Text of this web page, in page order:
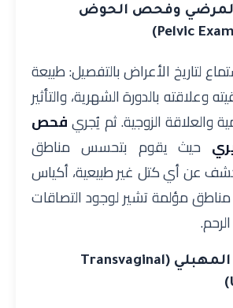
المرضي وفحص الحوض
لتاريخ الأعراض بالتفصيل: طبيعة
وعلاقته بالدورة الشهرية، والتأثير
والعلاقة الزوجية. ثم يُجريفحص
حيث يقوم بتحسس مناطق
عن أي كتل غير طبيعية، أكياس
مؤلمة تشير لوجود التصاقات
2. السونار المهبلي (Transvaginal